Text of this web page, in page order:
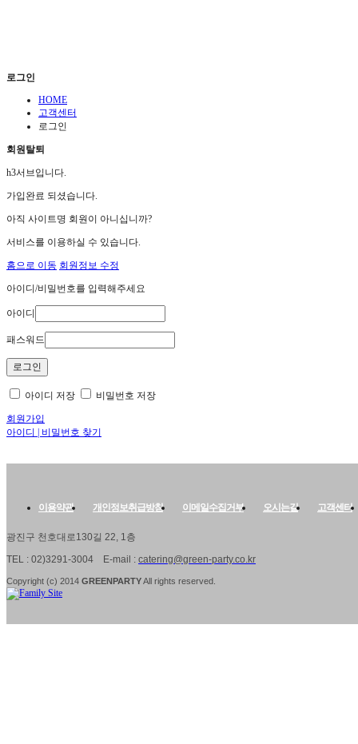
로그인
HOME
고객센터
로그인
회원탈퇴
h3서브입니다.
가입완료 되셨습니다.
아직 사이트명 회원이 아니십니까?
서비스를 이용하실 수 있습니다.
홈으로 이동 회원정보 수정
아이디/비밀번호를 입력해주세요
아이디
패스워드
아이디 저장 비밀번호 저장
회원가입
아이디 | 비밀번호 찾기
이용약관 개인정보취급방침 이메일수집거부 오시는길 고객센터
광진구 천호대로130길 22, 1층
TEL : 02)3291-3004 E-mail : catering@green-party.co.kr
Copyright (c) 2014 GREENPARTYAll rights reserved.